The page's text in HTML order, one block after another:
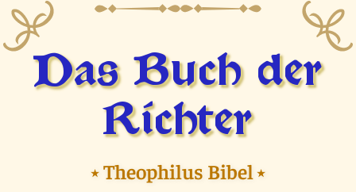
Das Buch der
Richter
⭑Theophilus Bibel⭑